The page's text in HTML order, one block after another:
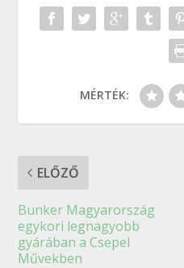
MÉRTÉK:
ELŐZŐ
Bunker Magyarország
egykori legnagyobb
gyárában a Csepel
Művekben